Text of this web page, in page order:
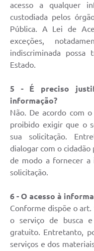
acesso a qualquer
custodiada pelos
Pública. A Lei de
exceções,
indiscriminada
Estado.
5 - É preciso
informação?
Não. De acordo com
proibido exigir que o
sua solicitação.
dialogar com o
de modo a fornecer a
solicitação.
6 - O acesso à
Conforme dispõe o art.
o serviço de busca
gratuito. Entretanto,
serviços e dos